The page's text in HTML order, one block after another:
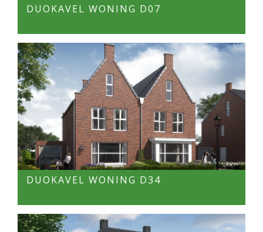
DUOKAVEL WONING D07
DUOKAVEL WONING D34